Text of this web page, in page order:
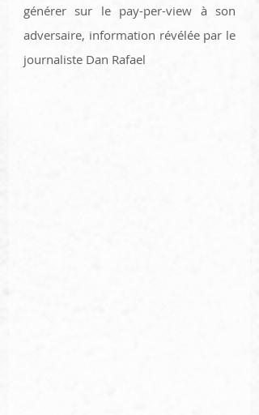
générer sur le pay-per-view à son
adversaire, information révélée par le
journaliste Dan Rafael